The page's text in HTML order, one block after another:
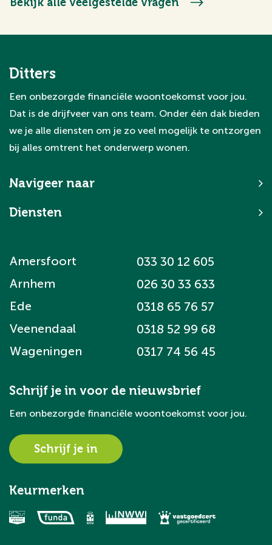
en aankoopstrategie. Ook als je al
Bekijk alle veelgestelde vragen
Ditters
Een onbezorgde financiële woontoekomst voor jou.
Dat is de drijfveer van ons team. Onder één dak bieden
we je alle diensten om je zo veel mogelijk te ontzorgen
bij alles omtrent het onderwerp wonen.
Navigeer naar
Diensten
Amersfoort
033 30 12 605
Arnhem
026 30 33 633
Ede
0318 65 76 57
Veenendaal
0318 52 99 68
Wageningen
0317 74 56 45
Schrijf je in voor de nieuwsbrief
Een onbezorgde financiële woontoekomst voor jou.
Schrijf je in
Keurmerken